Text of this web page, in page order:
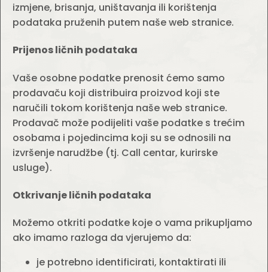
izmjene, brisanja, uništavanja ili korištenja
podataka pruženih putem naše web stranice.
Prijenos ličnih podataka
Vaše osobne podatke prenosit ćemo samo
prodavaču koji distribuira proizvod koji ste
naručili tokom korištenja naše web stranice.
Prodavač može podijeliti vaše podatke s trećim
osobama i pojedincima koji su se odnosili na
izvršenje narudžbe (tj. Call centar, kurirske
usluge).
Otkrivanje ličnih podataka
Možemo otkriti podatke koje o vama prikupljamo
ako imamo razloga da vjerujemo da:
je potrebno identificirati, kontaktirati ili